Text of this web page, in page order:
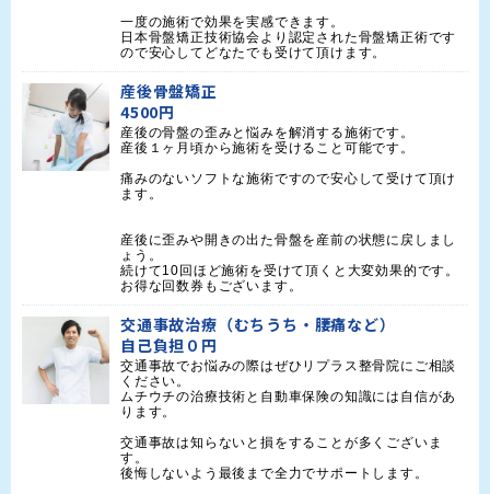
一度の施術で効果を実感できます。
日本骨盤矯正技術協会より認定された骨盤矯正術です
ので安心してどなたでも受けて頂けます。
産後骨盤矯正
4500円
産後の骨盤の歪みと悩みを解消する施術です。
産後１ヶ月頃から施術を受けること可能です。
痛みのないソフトな施術ですので安心して受けて頂け
ます。
産後に歪みや開きの出た骨盤を産前の状態に戻しまし
ょう。
続けて10回ほど施術を受けて頂くと大変効果的です。
お得な回数券もございます。
交通事故治療（むちうち・腰痛など）
自己負担０円
交通事故でお悩みの際はぜひリプラス整骨院にご相談
ください。
ムチウチの治療技術と自動車保険の知識には自信があ
ります。
交通事故は知らないと損をすることが多くございま
す。
後悔しないよう最後まで全力でサポートします。